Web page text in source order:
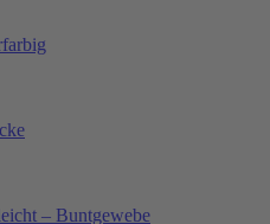
– Buntgewebe